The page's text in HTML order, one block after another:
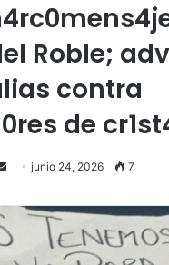
Roble;
contra
de
Send
email
junio 24, 2026 7